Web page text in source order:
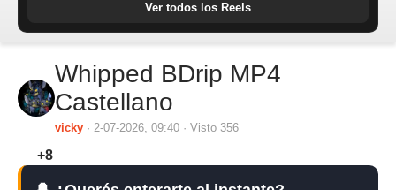
Ver todos los Reels
Whipped BDrip MP4
Castellano
vicky · 2-07-2026, 09:40 · Visto 356
+8